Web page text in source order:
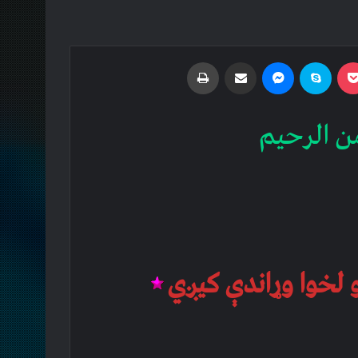
Pocket
Skype
Share via Email
الرحیم
لخوا وړاندې کیږي